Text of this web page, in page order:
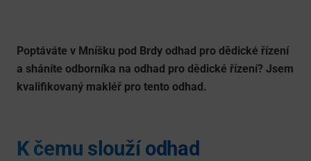
Poptáváte v Mníšku pod Brdy odhad pro dědické řízení
a sháníte odborníka na odhad pro dědické řízení? Jsem
kvalifikovaný makléř pro tento odhad.
K čemu slouží odhad